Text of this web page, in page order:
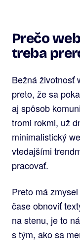
Prečo
treba
Bežná životnosť
preto, že sa
aj spôsob
tromi rokmi, už
minimalistický
vtedajšími
pracovať.
Preto má
čase obnoviť
na stenu, je to
s tým, ako sa